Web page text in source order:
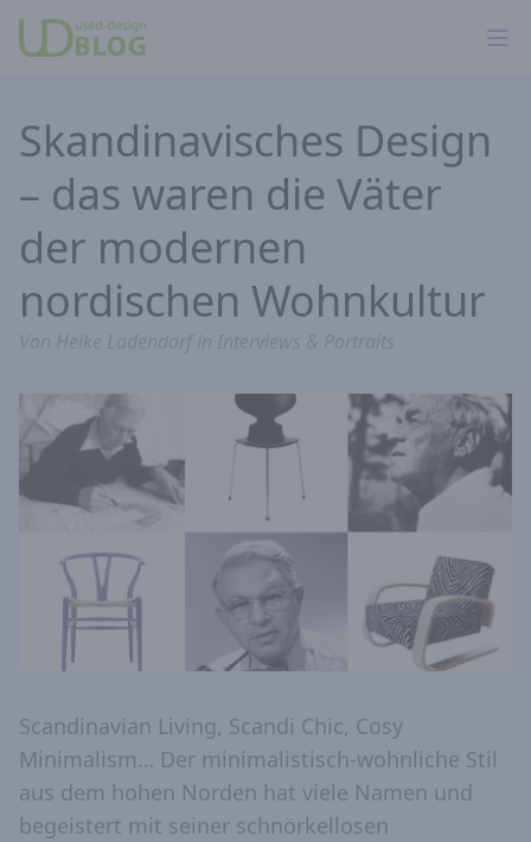
Skandinavisches Design
– das waren die Väter
der modernen
nordischen Wohnkultur
Scandinavian Living, Scandi Chic, Cosy
Minimalism… Der minimalistisch-wohnliche Stil
aus dem hohen Norden hat viele Namen und
begeistert mit seiner schnörkellosen